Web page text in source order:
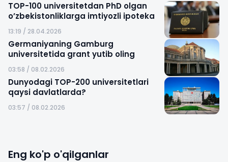
TOP-100 universitetdan PhD olgan
o’zbekistonliklarga imtiyozli ipoteka
13:19 / 28.04.2026
Germaniyaning Gamburg
universitetida grant yutib oling
03:58 / 08.02.2026
Dunyodagi TOP-200 universitetlari
qaysi davlatlarda?
03:57 / 08.02.2026
Eng ko'p o'qilganlar